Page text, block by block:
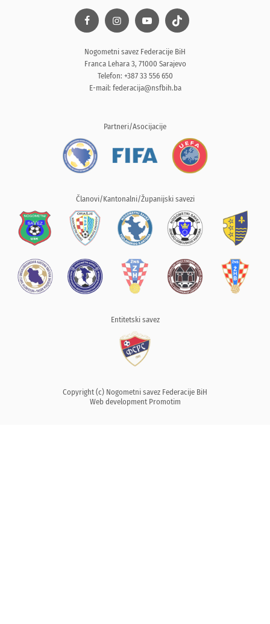
Nogometni savez Federacije BiH
Franca Lehara 3, 71000 Sarajevo
Telefon: +387 33 556 650
E-mail: federacija@nsfbih.ba
Partneri/Asocijacije
Članovi/Kantonalni/Županijski savezi
Entitetski savez
Copyright (c) Nogometni savez Federacije BiH
Web development Promotim